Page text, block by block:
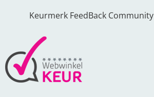
Keurmerk FeedBack Community